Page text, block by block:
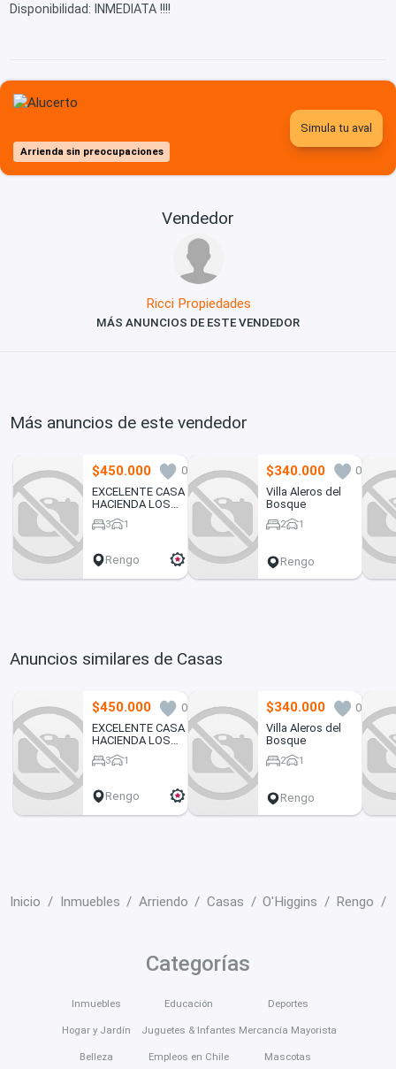
Disponibilidad: INMEDIATA !!!!
Arrienda sin preocupaciones
Simula tu aval
Vendedor
Ricci Propiedades
MÁS ANUNCIOS DE ESTE VENDEDOR
Más anuncios de este vendedor
$450.000
0
EXCELENTE CASA
HACIENDA LOS
MONTES RENGO.
3 1
Rengo
$340.000
0
Villa Aleros del
Bosque
2 1
Rengo
Anuncios similares de Casas
$450.000
0
EXCELENTE CASA
HACIENDA LOS
MONTES RENGO.
3 1
Rengo
$340.000
0
Villa Aleros del
Bosque
2 1
Rengo
Inicio Inmuebles Arriendo Casas O'Higgins Rengo
Categorías
Inmuebles
Hogar y Jardín
Belleza
Educación
Juguetes & Infantes
Empleos en Chile
Deportes
Mercancía Mayorista
Mascotas